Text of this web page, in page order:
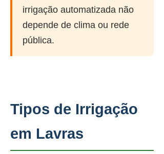
irrigação automatizada não
depende de clima ou rede
pública.
Tipos de Irrigação
em Lavras